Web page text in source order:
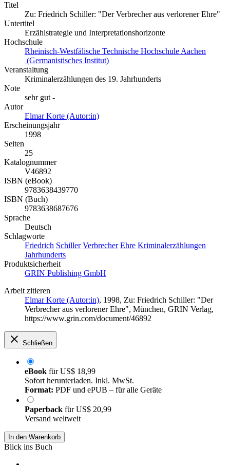
Titel
Zu: Friedrich Schiller: "Der Verbrecher aus verlorener Ehre"
Untertitel
Erzählstrategie und Interpretationshorizonte
Hochschule
Rheinisch-Westfälische Technische Hochschule Aachen
(Germanistisches Institut)
Veranstaltung
Kriminalerzählungen des 19. Jahrhunderts
Note
sehr gut -
Autor
Elmar Korte (Autor:in)
Erscheinungsjahr
1998
Seiten
25
Katalognummer
V46892
ISBN (eBook)
9783638439770
ISBN (Buch)
9783638687676
Sprache
Deutsch
Schlagworte
Friedrich Schiller Verbrecher Ehre Kriminalerzählungen
Jahrhunderts
Produktsicherheit
GRIN Publishing GmbH
Arbeit zitieren
Elmar Korte (Autor:in), 1998, Zu: Friedrich Schiller: "Der
Verbrecher aus verlorener Ehre", München, GRIN Verlag,
https://www.grin.com/document/46892
Schließen
eBook fürUS$ 18,99
Sofort herunterladen. Inkl. MwSt.
Format: PDF und ePUB – für alle Geräte
Paperback fürUS$ 20,99
Versand weltweit
In den Warenkorb
Blick ins Buch